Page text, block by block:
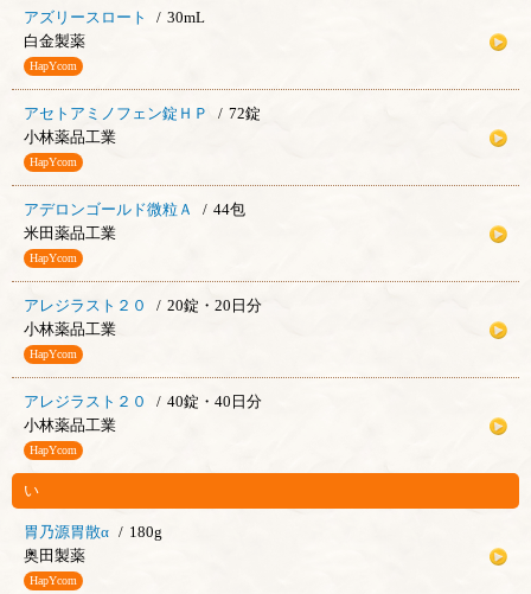
アズリースロート
30mL
白金製薬
HapYcom
アセトアミノフェン錠ＨＰ
72錠
小林薬品工業
HapYcom
アデロンゴールド微粒Ａ
44包
米田薬品工業
HapYcom
アレジラスト２０
20錠・20日分
小林薬品工業
HapYcom
アレジラスト２０
40錠・40日分
小林薬品工業
HapYcom
い
胃乃源胃散α
180g
奥田製薬
HapYcom